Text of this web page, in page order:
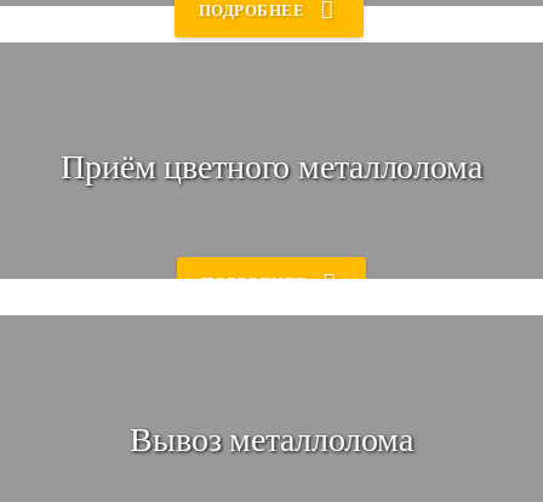
и уточним все необходимые детали
ПОДРОБНЕЕ
Приём цветного металлолома
ПОДРОБНЕЕ
Вывоз металлолома